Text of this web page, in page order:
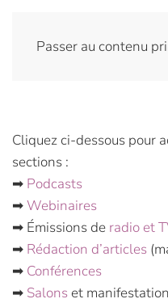
Passer au contenu
Cliquez ci-dessous pour
sections :
➡ Podcasts
➡Webinaires
➡ Émissions de radio et
➡ Rédaction d’articles
➡ Conférences
➡ Salonset